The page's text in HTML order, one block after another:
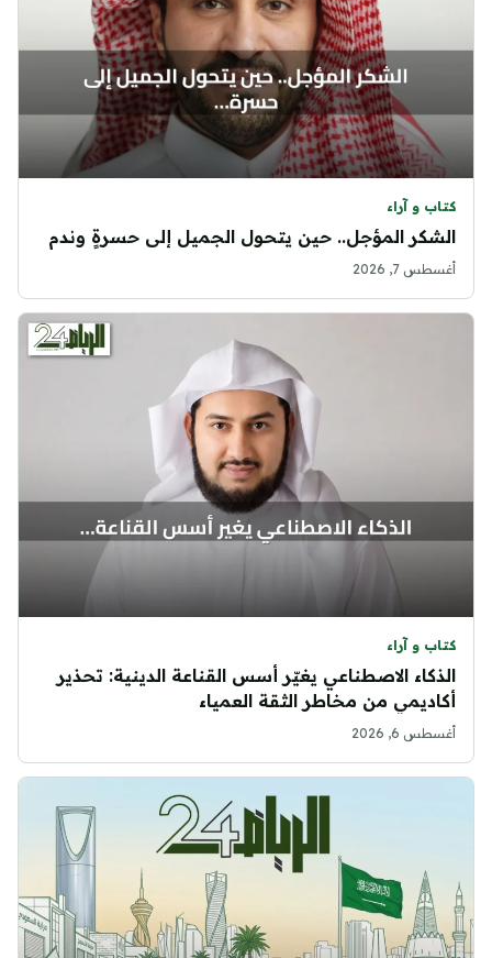
كتاب و آراء
الشكر المؤجل.. حين يتحول الجميل إلى حسرةٍ وندم
أغسطس 7, 2026
كتاب و آراء
الذكاء الاصطناعي يغيّر أسس القناعة الدينية: تحذير
أكاديمي من مخاطر الثقة العمياء
أغسطس 6, 2026